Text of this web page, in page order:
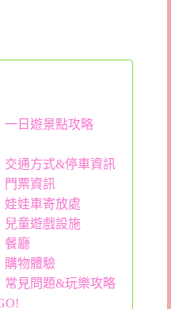
一日遊景點攻略
交通方式&停車資訊
門票資訊
娃娃車寄放處
兒童遊戲設施
餐廳
購物體驗
常見問題&玩樂攻略